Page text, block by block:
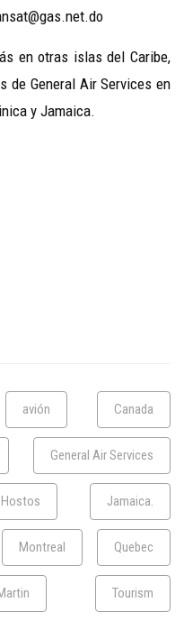
en otras islas del Caribe,
de General Air Services en
y Jamaica.
avión Canada
General Air Services
Jamaica.
Montreal Quebec
Tourism